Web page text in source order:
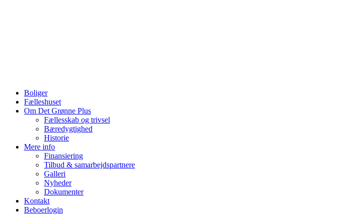
Boliger
Fælleshuset
Om Det Grønne Plus
Fællesskab og trivsel
Bæredygtighed
Historie
Mere info
Finansiering
Tilbud & samarbejdspartnere
Galleri
Nyheder
Dokumenter
Kontakt
Beboerlogin